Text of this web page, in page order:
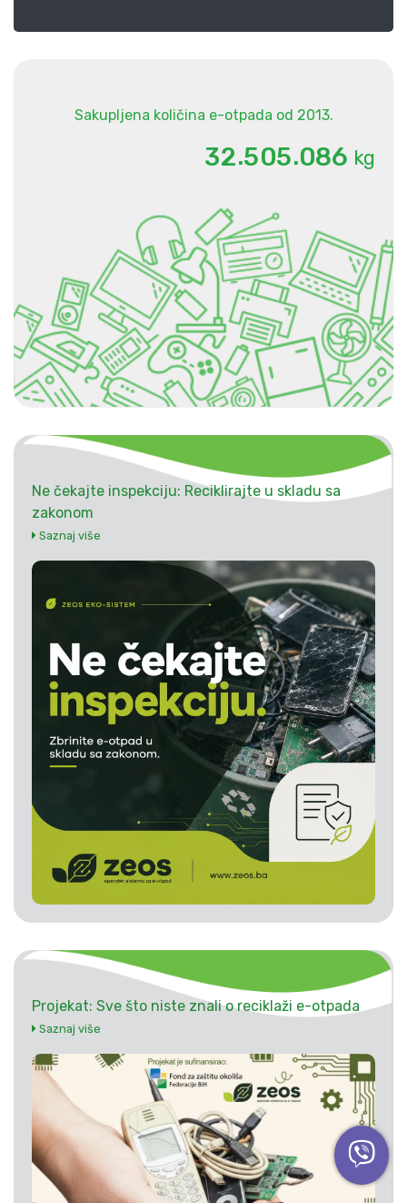
Sakupljena količina e-otpada od 2013.
32.505.086 kg
Ne čekajte inspekciju: Reciklirajte u skladu sa
zakonom
Saznaj više
Projekat: Sve što niste znali o reciklaži e-otpada
Saznaj više